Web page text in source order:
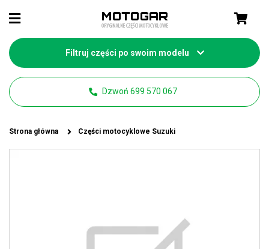
Filtruj części po swoim modelu
Dzwoń 699 570 067
Strona główna Części motocyklowe Suzuki